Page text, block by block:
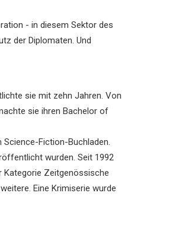
- in diesem Sektor des
der Diplomaten. Und
sie mit zehn Jahren. Von
sie ihren Bachelor of
Fiction-Buchladen.
wurden. Seit 1992
Kategorie Zeitgenössische
Eine Krimiserie wurde